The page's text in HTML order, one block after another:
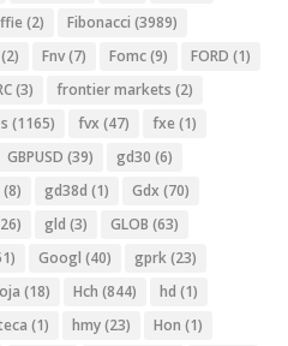
ffie (2) Fibonacci (3989)
(2) Fnv(7) Fomc(9) FORD (1)
(3) frontier markets (2)
(1165) fvx (47) fxe (1)
GBPUSD (39) gd30 (6)
(8) gd38d (1) Gdx (70)
gld (3) GLOB (63)
Googl (40) gprk(23)
(18) Hch (844) hd (1)
(1) hmy(23) Hon (1)